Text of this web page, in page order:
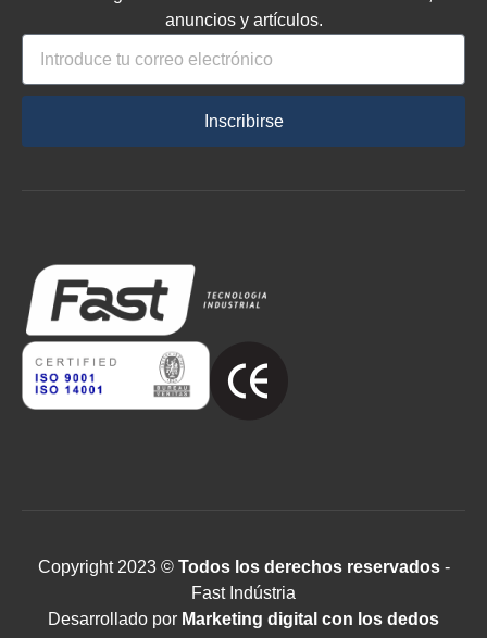
anuncios y artículos.
Inscribirse
Copyright 2023 © Todos los derechos reservados-
Fast Indústria
Desarrollado por Marketing digital con los dedos